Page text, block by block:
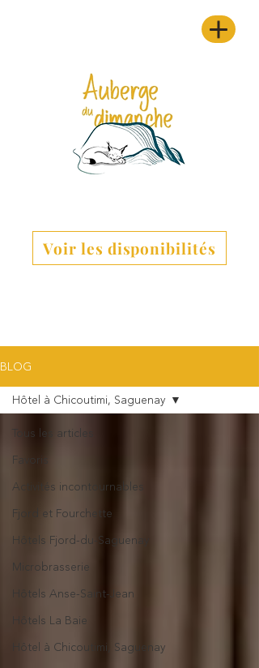
Voir les disponibilités
BLOG
Tous les articles
Favoris
Activités incontournables
Fjord et Fourchette
Hôtels Fjord-du-Saguenay
Microbrasserie
Hôtels Anse-Saint-Jean
Hôtels La Baie
Hôtel à Chicoutimi, Saguenay
Hôtel à Chicoutimi, Saguenay